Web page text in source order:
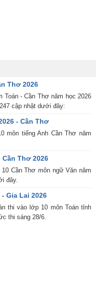
Thơ 2026
Toán - Cần Thơ năm học 2026
cập nhật dưới đây:
- Cần Thơ
môn tiếng Anh Cần Thơ năm
Thơ 2026
Cần Thơ môn ngữ Văn năm
đây.
Gia Lai 2026
thi vào lớp 10 môn Toán tỉnh
thi sáng 28/6.